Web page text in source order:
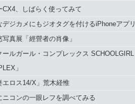
CX4、しばらく使ってみて
デジカメにもジオタグを付けるiPhoneアプリ
写真展「經營者の肖像」
ールガール・コンプレックス SCHOOLGIRL
」
エロス14/X」荒木経惟
ニコンの一眼レフを調べてみる